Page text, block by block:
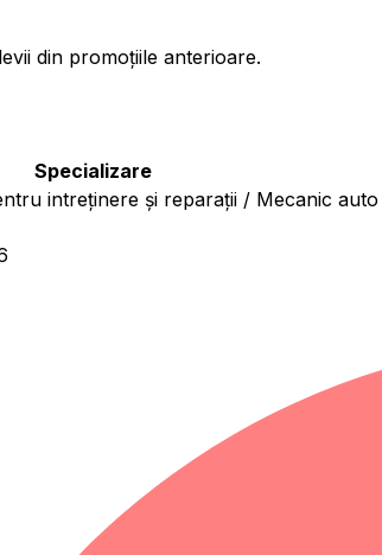
din promoțiile anterioare.
Specializare
intreținere și reparații / Mecanic auto